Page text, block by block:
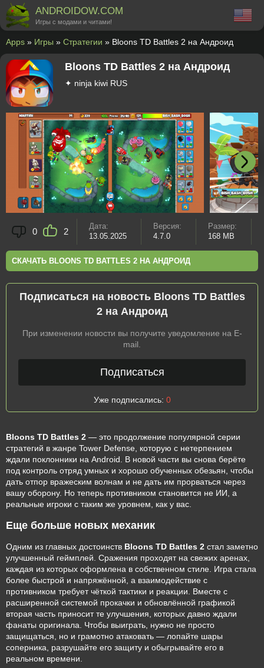
ANDROIDOW.COM
Игры с модами и читами!
Apps » Игры » Стратегии » Bloons TD Battles 2 на Андроид
Bloons TD Battles 2 на Андроид
✦ ninja kiwi RUS
0 2
Дата:
13.05.2025
Версия:
4.7.0
Размер:
168 MB
СКАЧАТЬ BLOONS TD BATTLES 2 НА АНДРОИД
Подписаться на новость Bloons TD Battles
2 на Андроид
При изменении новости вы получите уведомление на E-
mail.
Подписаться
Уже подписались: 0
Bloons TD Battles 2 — это продолжение популярной серии
стратегий в жанре Tower Defense, которую с нетерпением
ждали поклонники на Android. В новой части вы снова берёте
под контроль отряд умных и хорошо обученных обезьян, чтобы
дать отпор вражеским волнам и не дать им прорваться через
вашу оборону. Но теперь противником становится не ИИ, а
реальные игроки с таким же уровнем, как у вас.
Еще больше новых механик
Одним из главных достоинств Bloons TD Battles 2 стал заметно
улучшенный геймплей. Сражения проходят на свежих аренах,
каждая из которых оформлена в собственном стиле. Игра стала
более быстрой и напряжённой, а взаимодействие с
противником требует чёткой тактики и реакции. Вместе с
расширенной системой прокачки и обновлённой графикой
вторая часть приносит те улучшения, которых давно ждали
фанаты оригинала. Чтобы выиграть, нужно не просто
защищаться, но и грамотно атаковать — лопайте шары
соперника, разрушайте его защиту и обыгрывайте его в
реальном времени.